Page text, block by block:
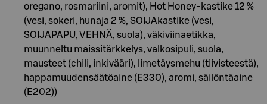
oregano, rosmariini, aromit), Hot Honey-kastike 12 %
(vesi, sokeri, hunaja 2 %, SOIJAkastike (vesi,
SOIJAPAPU, VEHNÄ, suola), väkiviinaetikka,
muunneltu maissitärkkelys, valkosipuli, suola,
mausteet (chili, inkivääri), limetäysmehu (tiivisteestä),
happamuudensäätöaine (E330), aromi, säilöntäaine
(E202))